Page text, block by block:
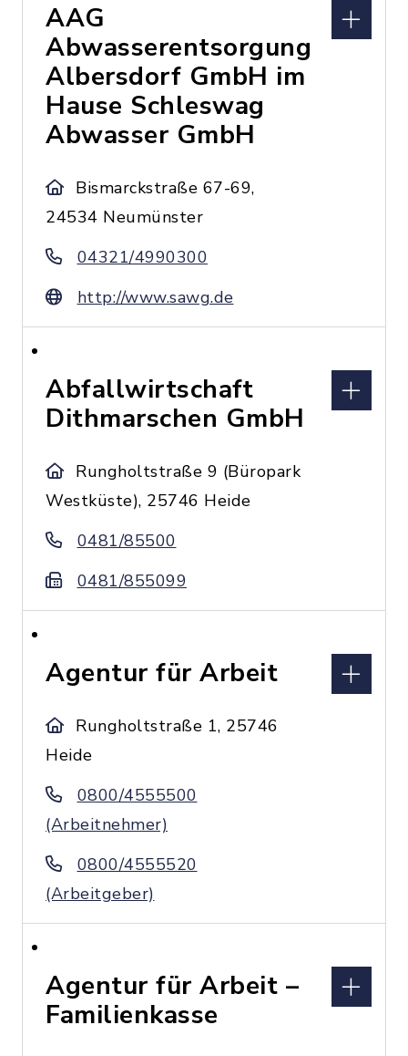
AAG
Abwasserentsorgung
Albersdorf GmbH im
Hause Schleswag
Abwasser GmbH
Bismarckstraße 67-69,
24534 Neumünster
04321/4990300
http://www.sawg.de
Abfallwirtschaft
Dithmarschen GmbH
Rungholtstraße 9 (Büropark
Westküste), 25746 Heide
0481/85500
0481/855099
Agentur für Arbeit
Rungholtstraße 1, 25746
Heide
0800/4555500
(Arbeitnehmer)
0800/4555520
(Arbeitgeber)
Agentur für Arbeit –
Familienkasse